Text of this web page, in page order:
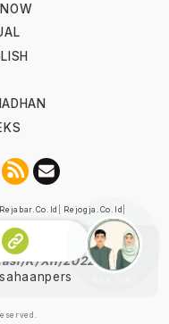
Rejabar.co.id Rejogja.co.id
Dewan Pers
K/XII/2022